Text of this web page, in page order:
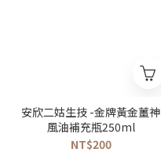
安欣二姑生技 -金牌黃金薑神
風油補充瓶250ml
NT$200